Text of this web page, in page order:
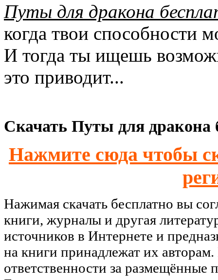
Путы для дракона
когда твои способности
И тогда ты ищешь
это приводит...
Скачать Путы для дракона
Нажмите сюда чтобы
Нажимая скачать бесплатно вы
книги, журналы и другая
источников в Интернете и
на книги принадлежат их
ответственности за размещённые